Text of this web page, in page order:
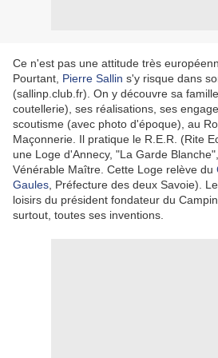
Ce n'est pas une attitude très
Pourtant, Pierre Sallin s'y risque dans
(sallinp.club.fr). On y découvre sa
coutellerie), ses réalisations, ses
scoutisme (avec photo d'époque), au
Maçonnerie. Il pratique le R.E.R. (Rite
une Loge d'Annecy, "La Garde
Vénérable Maître. Cette Loge relève du
Gaules , Préfecture des deux Savoie).
loisirs du président fondateur du
surtout, toutes ses inventions.